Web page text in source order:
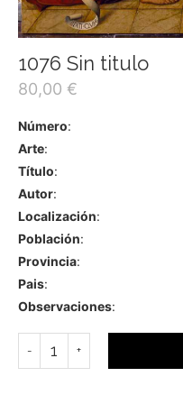
1076 Sin titulo
80,00 €
Número:
Arte:
Título:
Autor:
Localización:
Población:
Provincia:
Pais:
Observaciones: